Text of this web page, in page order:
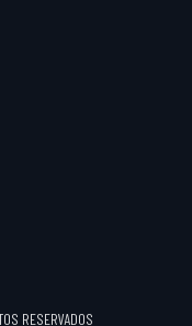
RESERVADOS